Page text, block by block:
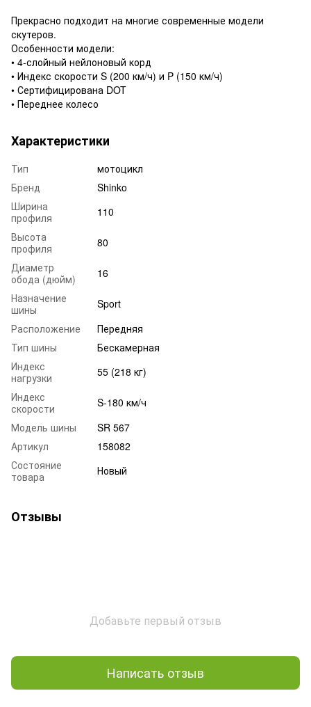
Прекрасно подходит на многие современные модели
скутеров.
Особенности модели:
• 4-слойный нейлоновый корд
• Индекс скорости S (200 км/ч) и P (150 км/ч)
• Сертифицирована DOT
• Переднее колесо
Характеристики
Тип
мотоцикл
Бренд
Shinko
Ширина
профиля
110
Высота
профиля
80
Диаметр
обода (дюйм)
16
Назначение
шины
Sport
Расположение
Передняя
Тип шины
Бескамерная
Индекс
нагрузки
55 (218 кг)
Индекс
скорости
S-180 км/ч
Модель шины
SR 567
Артикул
158082
Состояние
товара
Новый
Отзывы
Добавьте первый отзыв
Написать отзыв